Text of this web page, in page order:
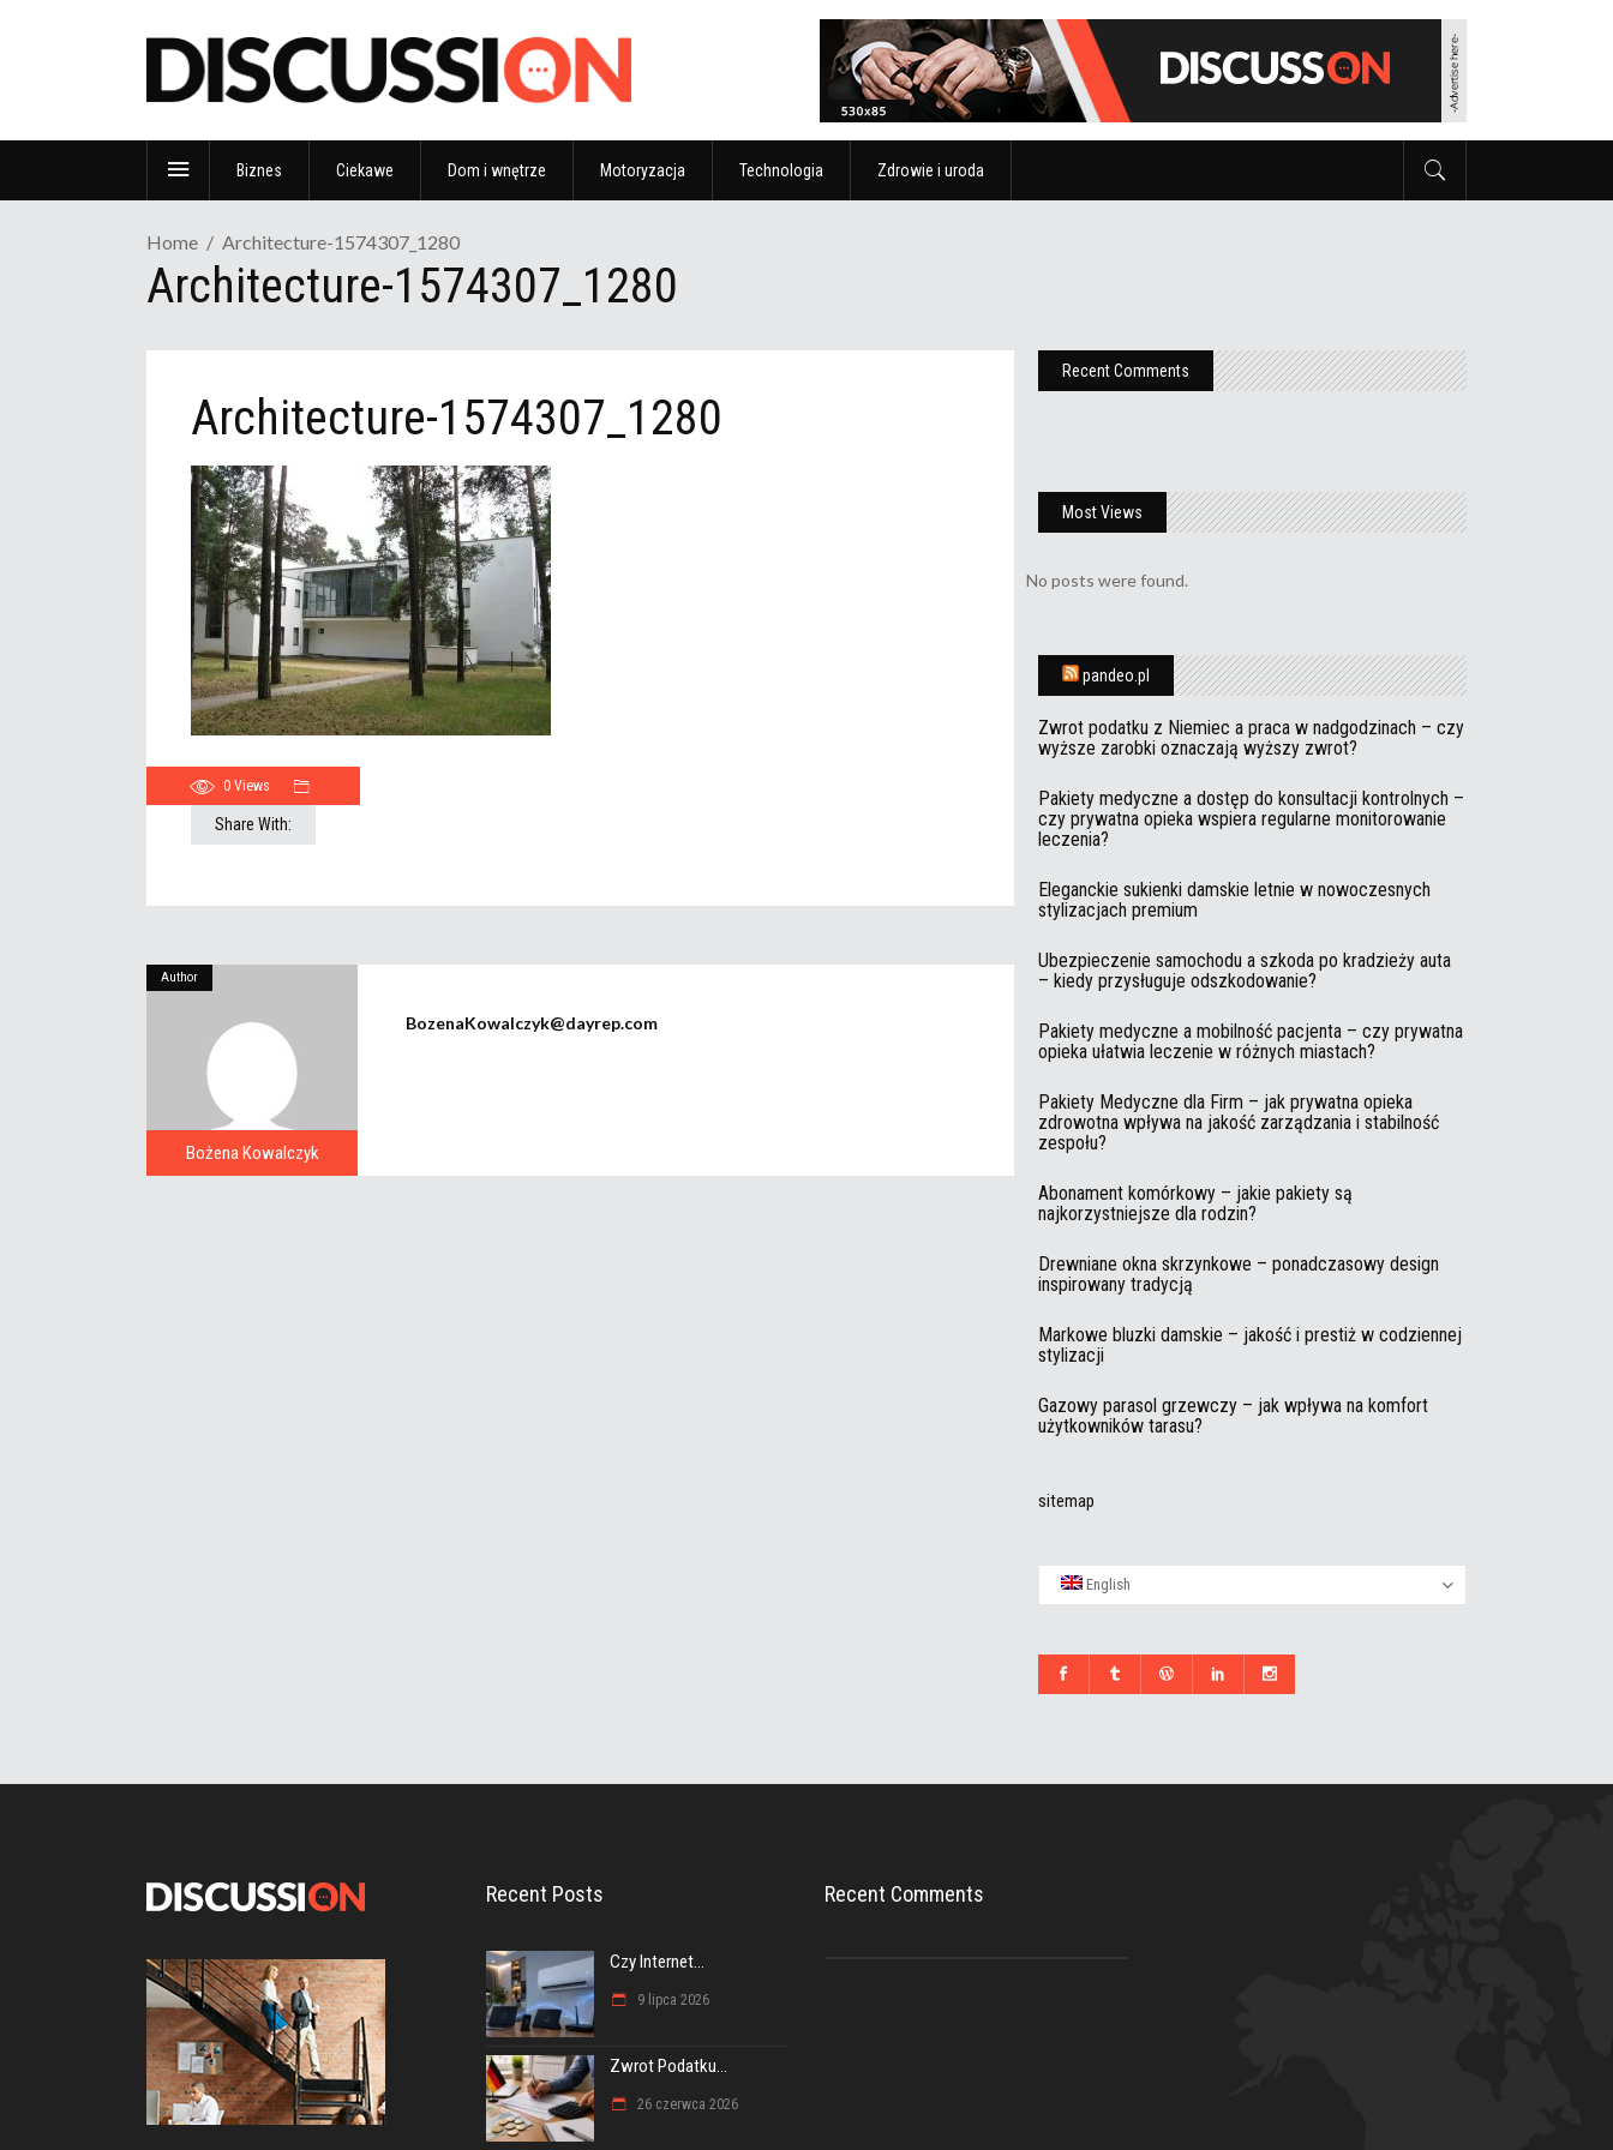
Biznes Ciekawe Dom i wnętrze Motoryzacja Technologia Zdrowie i uroda
Home Architecture-1574307_1280
Architecture-1574307_1280
0 Views
Architecture-1574307_1280
Share With:
Author
Bożena Kowalczyk
BozenaKowalczyk@dayrep.com
Recent Comments
Most Views
No posts were found.
pandeo.pl
Zwrot podatku z Niemiec a praca w nadgodzinach – czy
wyższe zarobki oznaczają wyższy zwrot?
Pakiety medyczne a dostęp do konsultacji kontrolnych –
czy prywatna opieka wspiera regularne monitorowanie
leczenia?
Eleganckie sukienki damskie letnie w nowoczesnych
stylizacjach premium
Ubezpieczenie samochodu a szkoda po kradzieży auta
– kiedy przysługuje odszkodowanie?
Pakiety medyczne a mobilność pacjenta – czy prywatna
opieka ułatwia leczenie w różnych miastach?
Pakiety Medyczne dla Firm – jak prywatna opieka
zdrowotna wpływa na jakość zarządzania i stabilność
zespołu?
Abonament komórkowy – jakie pakiety są
najkorzystniejsze dla rodzin?
Drewniane okna skrzynkowe – ponadczasowy design
inspirowany tradycją
Markowe bluzki damskie – jakość i prestiż w codziennej
stylizacji
Gazowy parasol grzewczy – jak wpływa na komfort
użytkowników tarasu?
sitemap
English
Recent Posts
Czy Internet...
9 lipca 2026
Zwrot Podatku...
26 czerwca 2026
Recent Comments